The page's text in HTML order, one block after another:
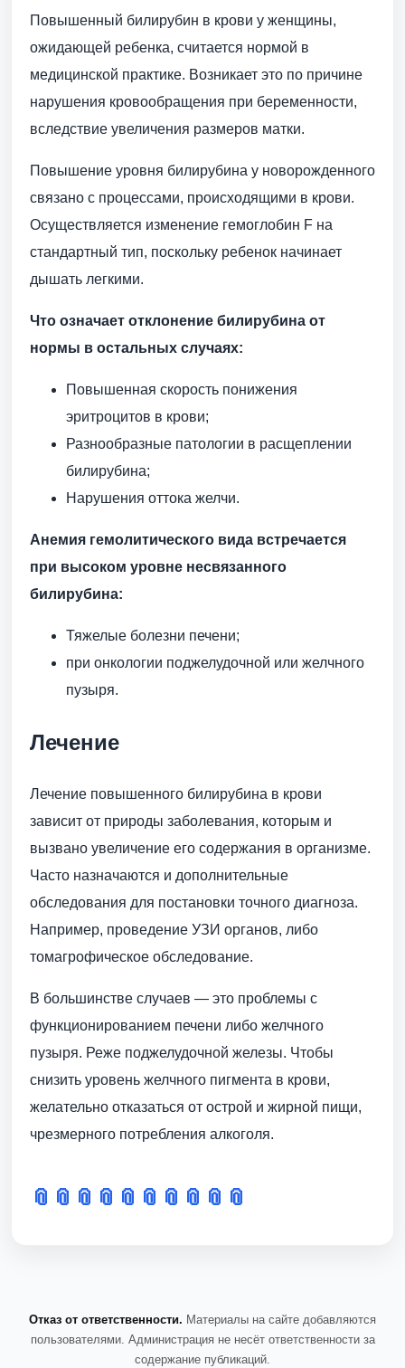
Повышенный билирубин в крови у женщины,
ожидающей ребенка, считается нормой в
медицинской практике. Возникает это по причине
нарушения кровообращения при беременности,
вследствие увеличения размеров матки.
Повышение уровня билирубина у новорожденного
связано с процессами, происходящими в крови.
Осуществляется изменение гемоглобин F на
стандартный тип, поскольку ребенок начинает
дышать легкими.
Что означает отклонение билирубина от
нормы в остальных случаях:
Повышенная скорость понижения
эритроцитов в крови;
Разнообразные патологии в расщеплении
билирубина;
Нарушения оттока желчи.
Анемия гемолитического вида встречается
при высоком уровне несвязанного
билирубина:
Тяжелые болезни печени;
при онкологии поджелудочной или желчного
пузыря.
Лечение
Лечение повышенного билирубина в крови
зависит от природы заболевания, которым и
вызвано увеличение его содержания в организме.
Часто назначаются и дополнительные
обследования для постановки точного диагноза.
Например, проведение УЗИ органов, либо
томагрофическое обследование.
В большинстве случаев — это проблемы с
функционированием печени либо желчного
пузыря. Реже поджелудочной железы. Чтобы
снизить уровень желчного пигмента в крови,
желательно отказаться от острой и жирной пищи,
чрезмерного потребления алкоголя.
📎 📎 📎 📎 📎 📎 📎 📎 📎 📎
Отказ от ответственности. Материалы на сайте добавляются
пользователями. Администрация не несёт ответственности за
содержание публикаций.